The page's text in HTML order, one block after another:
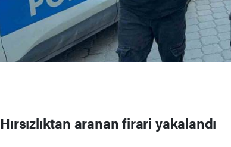
Hırsızlıktan aranan firari yakalandı